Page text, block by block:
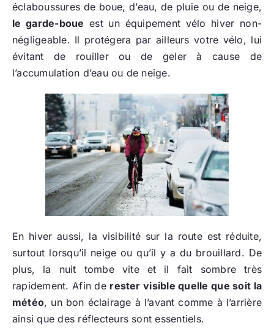
éclaboussures de boue, d’eau, de pluie ou de neige,
le garde-boue est un équipement vélo hiver non-
négligeable. Il protégera par ailleurs votre vélo, lui
évitant de rouiller ou de geler à cause de
l’accumulation d’eau ou de neige.
En hiver aussi, la visibilité sur la route est réduite,
surtout lorsqu’il neige ou qu’il y a du brouillard. De
plus, la nuit tombe vite et il fait sombre très
rapidement. Afin de rester visible quelle que soit la
météo, un bon éclairage à l’avant comme à l’arrière
ainsi que des réflecteurs sont essentiels.